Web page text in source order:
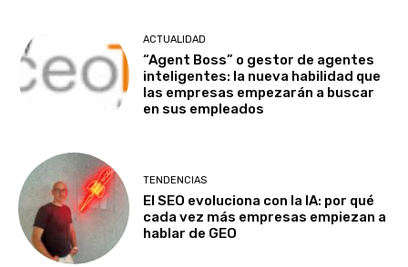
ACTUALIDAD
“Agent Boss” o gestor de agentes
inteligentes: la nueva habilidad que
las empresas empezarán a buscar
en sus empleados
TENDENCIAS
El SEO evoluciona con la IA: por qué
cada vez más empresas empiezan a
hablar de GEO